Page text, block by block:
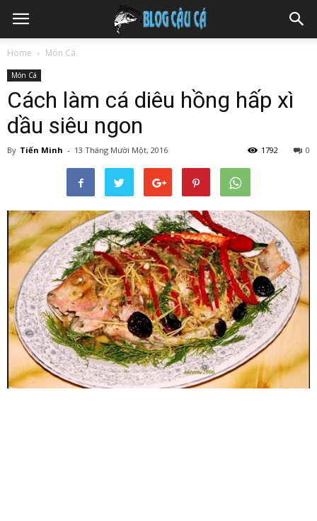
Home Món Cá
Món Cá
Cách làm cá diêu hồng hấp xì
dầu siêu ngon
By Tiến Minh - 13 Tháng Mười Một, 2016 0
1792